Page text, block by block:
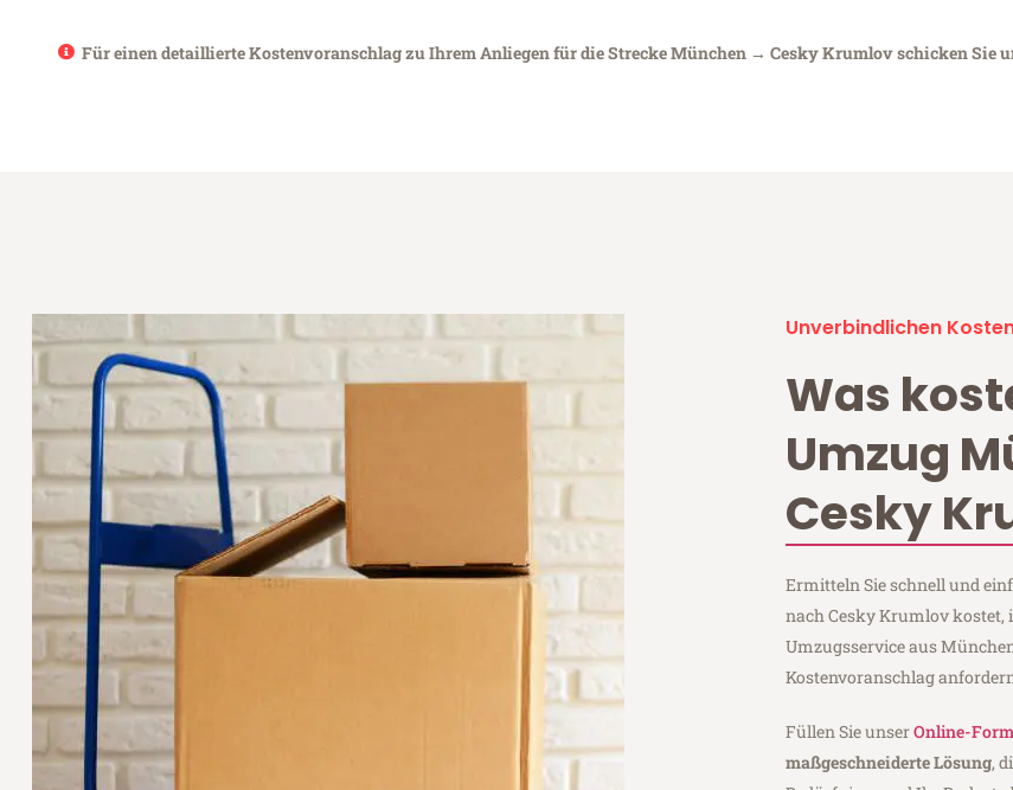
Für einen detaillierte Kostenvoranschlag zu Ihrem Anliegen für die Strecke München → Cesky Krumlov schicken Sie
Unverbindlichen
Was
Umzug
Cesky
Ermitteln Sie schnell und
nach Cesky Krumlov kostet,
Umzugsservice aus
Kostenvoranschlag
Füllen Sie unserOnline-
maßgeschneiderte Lösung,